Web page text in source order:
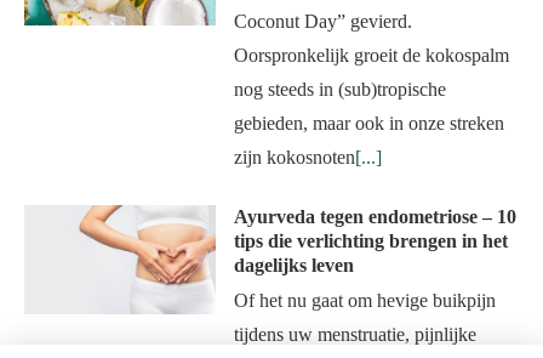
Coconut Day” gevierd.
Oorspronkelijk groeit de kokospalm
nog steeds in (sub)tropische
gebieden, maar ook in onze streken
zijn kokosnoten[...]
Ayurveda tegen endometriose – 10
tips die verlichting brengen in het
dagelijks leven
Of het nu gaat om hevige buikpijn
tijdens uw menstruatie, pijnlijke